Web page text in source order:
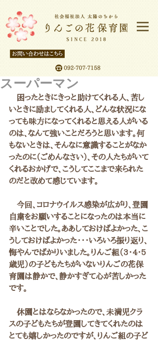
スーパーマン
困ったときにきっと助けてくれる人、苦し
いときに励ましてくれる人、どんな状況にな
っても味方になってくれると思える人がいる
のは、なんて強いことだろうと思います。何
もないときは、そんなに意識することがなか
ったのに（ごめんなさい）、その人たちがいて
くれるおかげで、こうしてここまで来られた
のだと改めて感じています。
今回、コロナウイルス感染が広がり、登園
自粛をお願いすることになったのは本当に
辛いことでした。ああしておけばよかった、こ
うしておけばよかった・・・いろいろ振り返り、
悔やんでばかりいました。りんご組（3・4・5
歳児）の子どもたちがいないりんごの花保
育園は静かで、静かすぎて心が苦しかった
です。
休園とはならなかったので、未満児クラ
スの子どもたちが登園してきてくれたのは
とても嬉しかったのですが、りんご組の子ど